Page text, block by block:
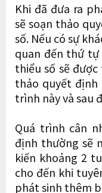
Khi đã đưa ra
sẽ soạn thảo
số. Nếu có sự
quan đến thứ tự
thiểu số sẽ
thảo quyết định
trình này và sau
Quá trình cân
định thường sẽ
kiến khoảng 2
cho đến khi
phát sinh thêm